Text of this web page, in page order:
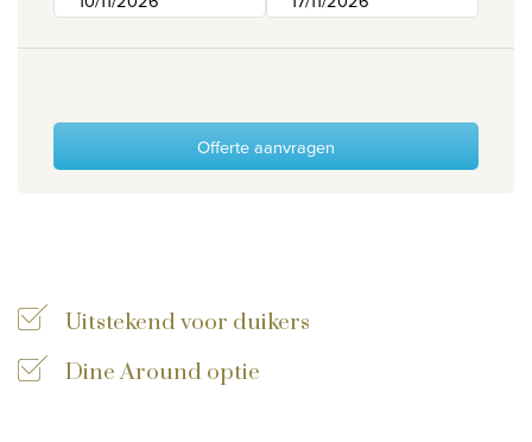
Contacteer ons
Nuttige linksOfferte aanvragen
Uitstekend voor duikers
Dine Around optie